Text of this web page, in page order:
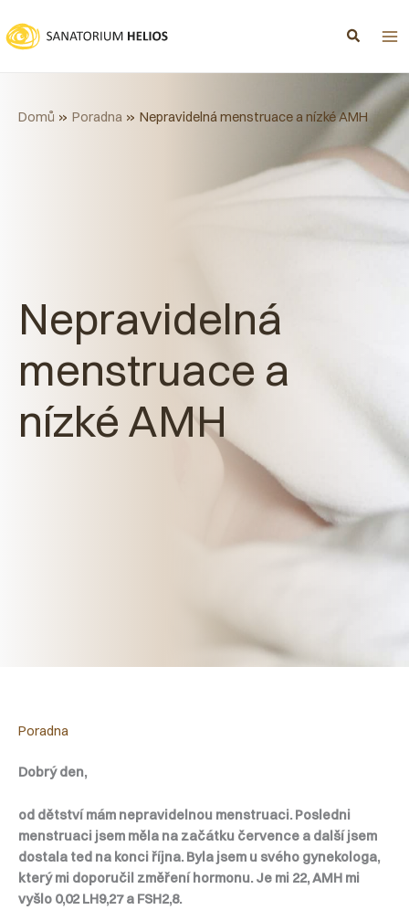
na
obsah
Nepravidelná
menstruace a
nízké AMH
Domů Poradna Nepravidelná menstruace a nízké AMH
Poradna
Dobrý den,
od dětství mám nepravidelnou menstruaci. Posledni
menstruaci jsem měla na začátku července a další jsem
dostala ted na konci října. Byla jsem u svého gynekologa,
který mi doporučil změření hormonu. Je mi 22, AMH mi
vyšlo 0,02 LH9,27 a FSH2,8.